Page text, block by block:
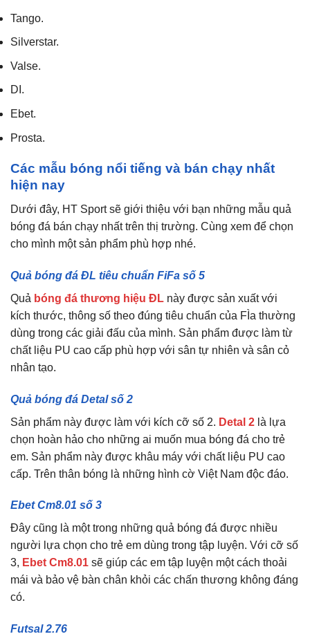
Tango.
Silverstar.
Valse.
DI.
Ebet.
Prosta.
Các mẫu bóng nổi tiếng và bán chạy nhất
hiện nay
Dưới đây, HT Sport sẽ giới thiệu với bạn những mẫu quả
bóng đá bán chạy nhất trên thị trường. Cùng xem để chọn
cho mình một sản phẩm phù hợp nhé.
Quả bóng đá ĐL tiêu chuẩn FiFa số 5
Quả bóng đá thương hiệu ĐL này được sản xuất với
kích thước, thông số theo đúng tiêu chuẩn của FÌa thường
dùng trong các giải đấu của mình. Sản phẩm được làm từ
chất liệu PU cao cấp phù hợp với sân tự nhiên và sân cỏ
nhân tạo.
Quả bóng đá Detal số 2
Sản phẩm này được làm với kích cỡ số 2. Detal 2 là lựa
chọn hoàn hảo cho những ai muốn mua bóng đá cho trẻ
em. Sản phẩm này được khâu máy với chất liệu PU cao
cấp. Trên thân bóng là những hình cờ Việt Nam độc đáo.
Ebet Cm8.01 số 3
Đây cũng là một trong những quả bóng đá được nhiều
người lựa chọn cho trẻ em dùng trong tập luyện. Với cỡ số
3, Ebet Cm8.01 sẽ giúp các em tập luyện một cách thoải
mái và bảo vệ bàn chân khỏi các chấn thương không đáng
có.
Futsal 2.76